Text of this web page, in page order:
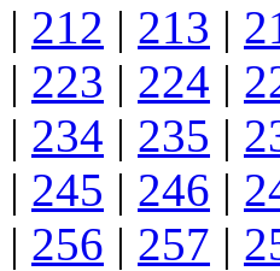
| 212 | 213 |
| 223 | 224 |
| 234 | 235 |
| 245 | 246 |
| 256 | 257 |